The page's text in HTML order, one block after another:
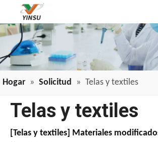
Hogar » Solicitud » Telas y textiles
Telas y textiles
Telas y textiles Materiales modificados retardantes de llama libres de halógenos en la